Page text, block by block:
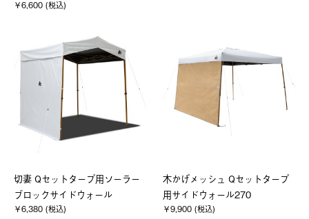
￥6,600 (税込)
切妻 Qセットタープ用ソーラー
ブロックサイドウォール
￥6,380 (税込)
木かげメッシュ Qセットタープ
用サイドウォール270
￥9,900 (税込)